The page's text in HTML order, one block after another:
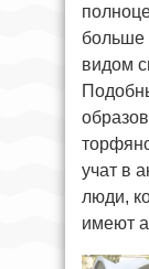
больше
видом
учат в
люди,
имеют